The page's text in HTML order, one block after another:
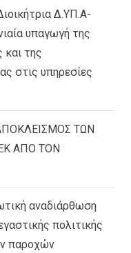
Δ.ΥΠ.Α-
υπαγωγή της
και της
στις υπηρεσίες
ΤΩΝ
ΑΠΟ ΤΟΝ
αναδιάρθωση
πολιτικής
παροχών